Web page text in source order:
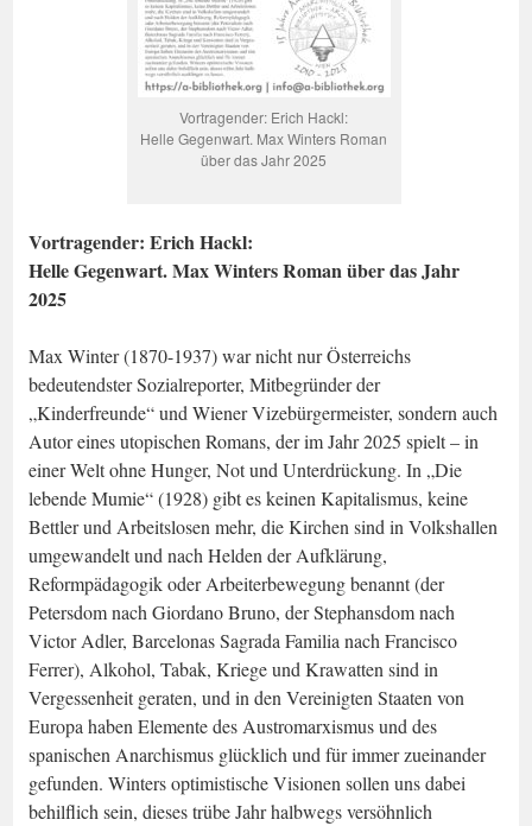
Vortragender: Erich Hackl:
Helle Gegenwart. Max Winters Roman
über das Jahr 2025
Vortragender: Erich Hackl:
Helle Gegenwart. Max Winters Roman über das Jahr
2025
Max Winter (1870-1937) war nicht nur Österreichs
bedeutendster Sozialreporter, Mitbegründer der
„Kinderfreunde“ und Wiener Vizebürgermeister, sondern auch
Autor eines utopischen Romans, der im Jahr 2025 spielt – in
einer Welt ohne Hunger, Not und Unterdrückung. In „Die
lebende Mumie“ (1928) gibt es keinen Kapitalismus, keine
Bettler und Arbeitslosen mehr, die Kirchen sind in Volkshallen
umgewandelt und nach Helden der Aufklärung,
Reformpädagogik oder Arbeiterbewegung benannt (der
Petersdom nach Giordano Bruno, der Stephansdom nach
Victor Adler, Barcelonas Sagrada Familia nach Francisco
Ferrer), Alkohol, Tabak, Kriege und Krawatten sind in
Vergessenheit geraten, und in den Vereinigten Staaten von
Europa haben Elemente des Austromarxismus und des
spanischen Anarchismus glücklich und für immer zueinander
gefunden. Winters optimistische Visionen sollen uns dabei
behilflich sein, dieses trübe Jahr halbwegs versöhnlich